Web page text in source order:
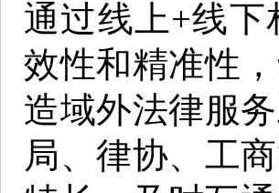
通过线上+线
效性和精准性
造域外法律服
局、律协、工